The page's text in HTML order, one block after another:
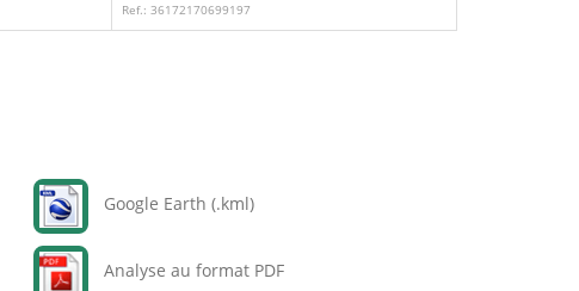
Ref.: 36172170699197
Google Earth (.kml)
Analyse au format PDF